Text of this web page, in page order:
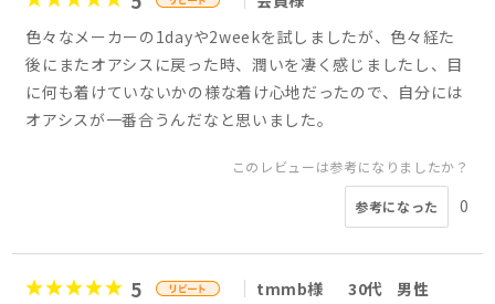
色々なメーカーの1dayや2weekを試しましたが、色々経た
後にまたオアシスに戻った時、潤いを凄く感じましたし、目
に何も着けていないかの様な着け心地だったので、自分には
オアシスが一番合うんだなと思いました。
このレビューは参考になりましたか？
参考になった 0
5 tmmb様 30代
男性